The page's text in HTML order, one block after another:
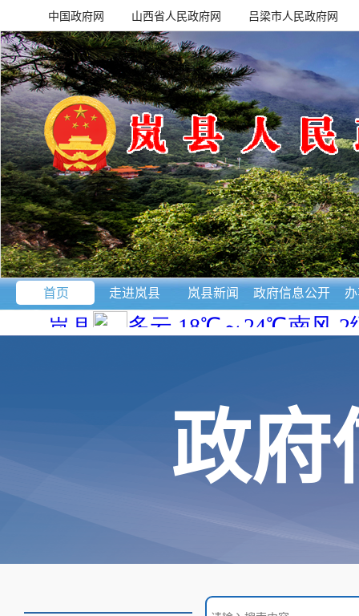
中国政府网 山西省人民政府网 吕梁市人民政府网
首页 走进岚县 岚县新闻 政府信息公开
政府